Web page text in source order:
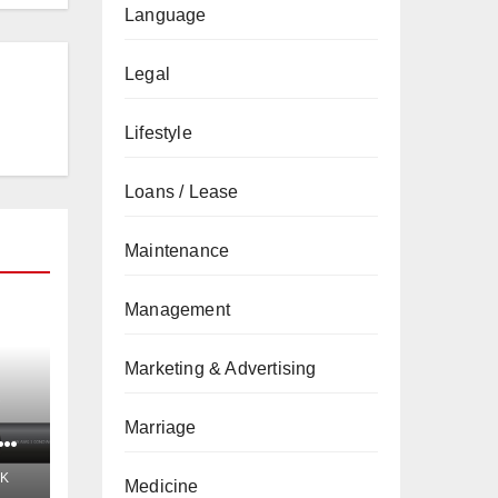
Language
Legal
Lifestyle
Loans / Lease
Maintenance
Management
Marketing & Advertising
Marriage
Medicine